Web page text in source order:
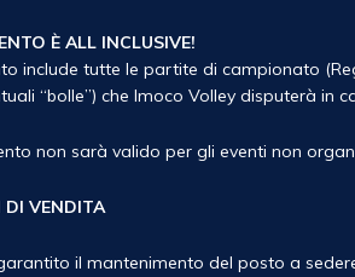
È ALL INCLUSIVE!
include tutte le partite di campionato
“bolle”) che Imoco Volley disputerà in
non sarà valido per gli eventi non
VENDITA
il mantenimento del posto a